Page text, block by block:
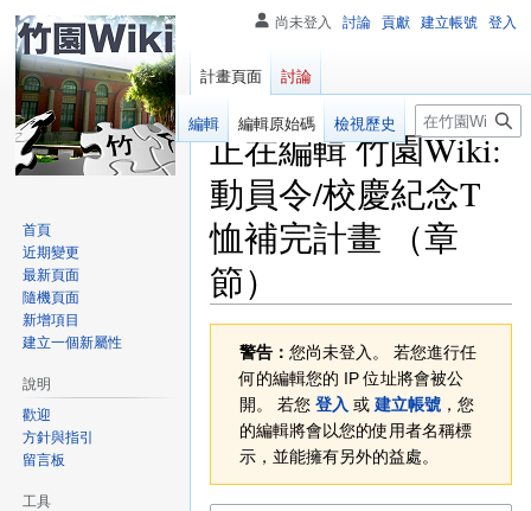
正在編輯竹園Wiki:
動員令/校慶紀念T
恤補完計畫 （章
節）
警告： 您尚未登入。 若您進行任
何的編輯您的 IP 位址將會被公
開。 若您 登入 或 建立帳號 ，您
的編輯將會以您的使用者名稱標
示，並能擁有另外的益處。
尚未登入 討論 貢獻 建立帳號 登入
計畫頁面 討論
閱讀 編輯 編輯原始碼 檢視歷史
搜
尋
首頁
近期變更
最新頁面
隨機頁面
新增項目
建立一個新屬性
說明
歡迎
方針與指引
留言板
工具